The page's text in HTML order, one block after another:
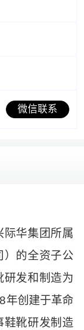
微信联系
际华集团所属
）的全资子公
研发和制造为
年创建于革命
鞋靴研发制造